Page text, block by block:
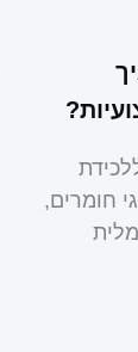
חומרים,